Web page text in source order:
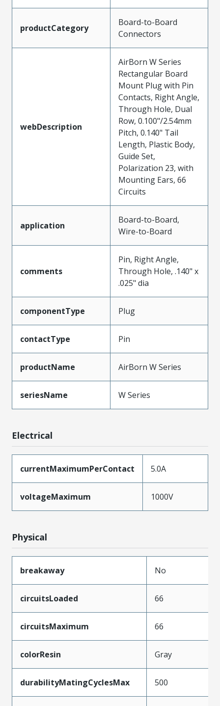
productCategory
Board-to-Board
Connectors
webDescription
AirBorn W Series
Rectangular Board
Mount Plug with Pin
Contacts, Right Angle,
Through Hole, Dual
Row, 0.100"/2.54mm
Pitch, 0.140" Tail
Length, Plastic Body,
Guide Set,
Polarization 23, with
Mounting Ears, 66
Circuits
application
Board-to-Board,
Wire-to-Board
comments
Pin, Right Angle,
Through Hole, .140" x
.025" dia
componentType Plug
contactType Pin
productName AirBorn W Series
seriesName W Series
Electrical
currentMaximumPerContact 5.0A
voltageMaximum 1000V
Physical
breakaway No
circuitsLoaded 66
circuitsMaximum 66
colorResin Gray
durabilityMatingCyclesMax 500